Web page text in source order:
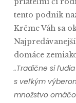
tento podnik
Krčme Váh sa
domáce
„Tradične si
s veľkým
množstvo